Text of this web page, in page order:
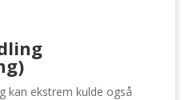
kan ekstrem kulde også